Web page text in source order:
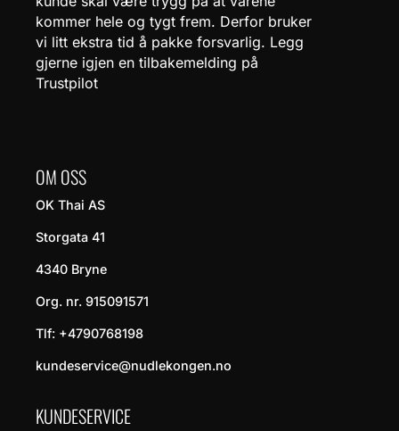
kommer hele og tygt frem. Derfor bruker
vi litt ekstra tid å pakke forsvarlig. Legg
gjerne igjen en tilbakemelding på
Trustpilot
OM OSS
OK Thai AS
Storgata 41
4340 Bryne
Org. nr. 915091571
Tlf: +4790768198
kundeservice@nudlekongen.no
KUNDESERVICE